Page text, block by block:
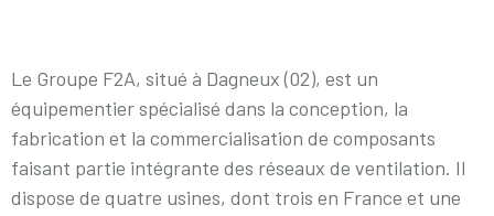
Le Groupe F2A, situé à Dagneux (02), est un
équipementier spécialisé dans la conception, la
fabrication et la commercialisation de composants
faisant partie intégrante des réseaux de ventilation. Il
dispose de quatre usines, dont trois en France et une